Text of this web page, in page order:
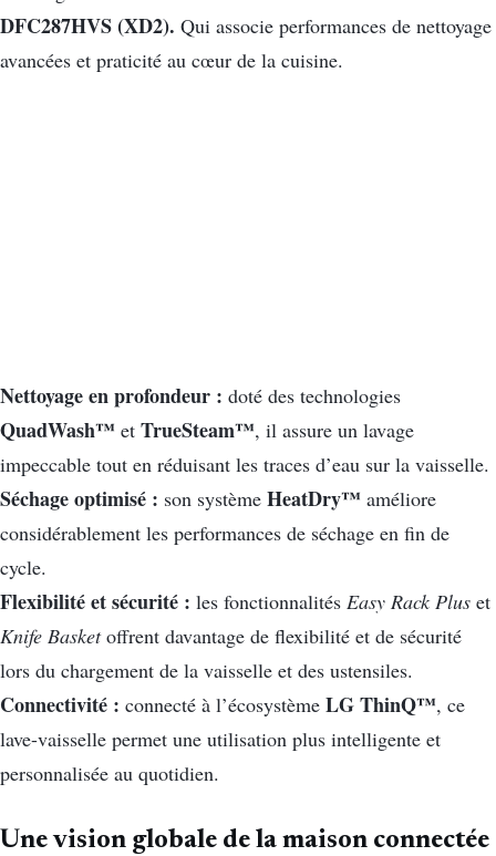
DFC287HVS (XD2). Qui associe performances de nettoyage
avancées et praticité au cœur de la cuisine.
Nettoyage en profondeur : doté des technologies
QuadWash™ et TrueSteam™, il assure un lavage
impeccable tout en réduisant les traces d’eau sur la vaisselle.
Séchage optimisé : son système HeatDry™ améliore
considérablement les performances de séchage en fin de
cycle.
Flexibilité et sécurité : les fonctionnalités Easy Rack Plus et
Knife Basketoffrent davantage de flexibilité et de sécurité
lors du chargement de la vaisselle et des ustensiles.
Connectivité : connecté à l’écosystème LG ThinQ™, ce
lave-vaisselle permet une utilisation plus intelligente et
personnalisée au quotidien.
Une vision globale de la maison connectée